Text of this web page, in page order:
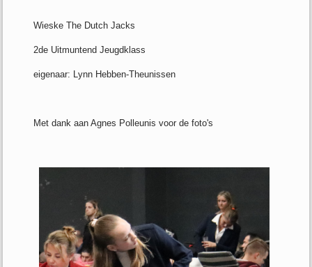
Wieske The Dutch Jacks
2de Uitmuntend Jeugdklass
eigenaar: Lynn Hebben-Theunissen
Met dank aan Agnes Polleunis voor de foto's